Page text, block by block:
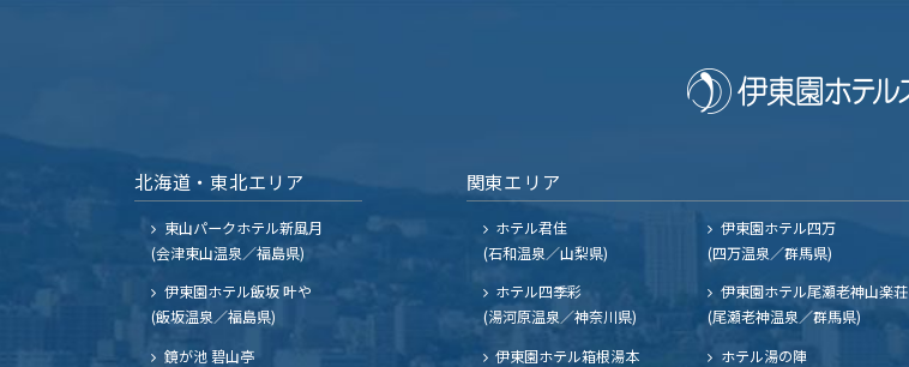
北海道・東北エリア
東山パークホテル新風月
(会津東山温泉／福島県)
伊東園ホテル飯坂 叶や
(飯坂温泉／福島県)
鏡が池 碧山亭
関東エリア
ホテル君佳
(石和温泉／山梨県)
ホテル四季彩
(湯河原温泉／神奈川県)
伊東園ホテル箱根湯本
伊東園ホテル四万
(四万温泉／群馬県)
伊東園ホテル尾瀬老神山楽荘
(尾瀬老神温泉／群馬県)
ホテル湯の陣